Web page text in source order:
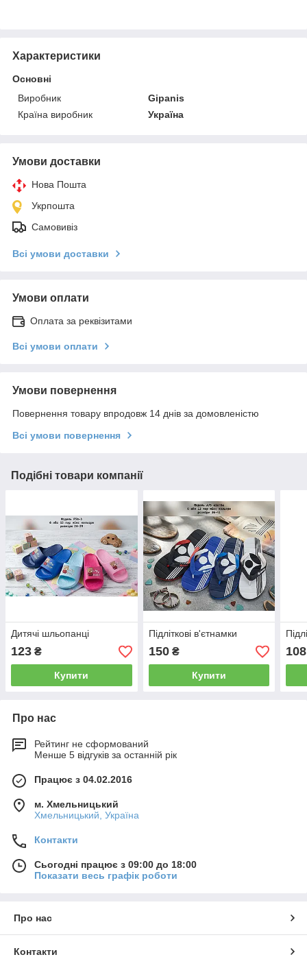
Характеристики
Основні
Виробник
Gipanis
Країна виробник
Україна
Умови доставки
Нова Пошта
Укрпошта
Самовивіз
Всі умови доставки
Умови оплати
Оплата за реквізитами
Всі умови оплати
Умови повернення
Повернення товару впродовж 14 днів за домовленістю
Всі умови повернення
Подібні товари компанії
Дитячі шльопанці
123 ₴
Купити
Підліткові в'єтнамки
150₴
Купити
108
Про нас
Рейтинг не сформований
Менше 5 відгуків за останній рік
Працює з 04.02.2016
м. Хмельницький
Хмельницький, Україна
Контакти
Сьогодні працює з 09:00 до 18:00
Показати весь графік роботи
Про нас
Контакти